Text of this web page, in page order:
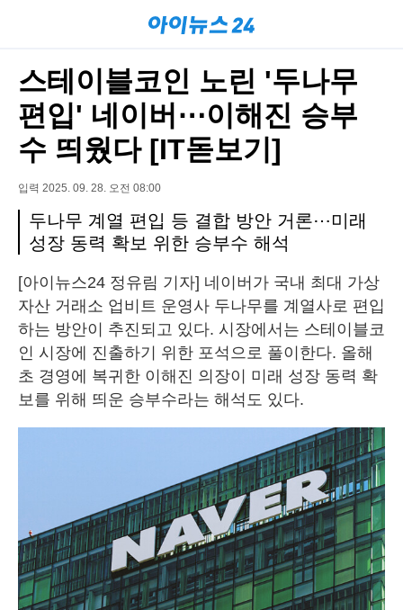
스테이블코인 노린 '두나무
편입' 네이버⋯이해진 승부
수 띄웠다 [IT돋보기]
입력 2025. 09. 28. 오전 08:00
두나무 계열 편입 등 결합 방안 거론⋯미래
성장 동력 확보 위한 승부수 해석
[아이뉴스24 정유림 기자] 네이버가 국내 최대 가상
자산 거래소 업비트 운영사 두나무를 계열사로 편입
하는 방안이 추진되고 있다. 시장에서는 스테이블코
인 시장에 진출하기 위한 포석으로 풀이한다. 올해
초 경영에 복귀한 이해진 의장이 미래 성장 동력 확
보를 위해 띄운 승부수라는 해석도 있다.